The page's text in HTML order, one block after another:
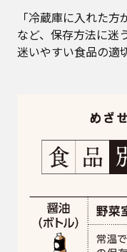
「冷蔵庫に入れた
など、保存方法に迷
迷いやすい食品の適